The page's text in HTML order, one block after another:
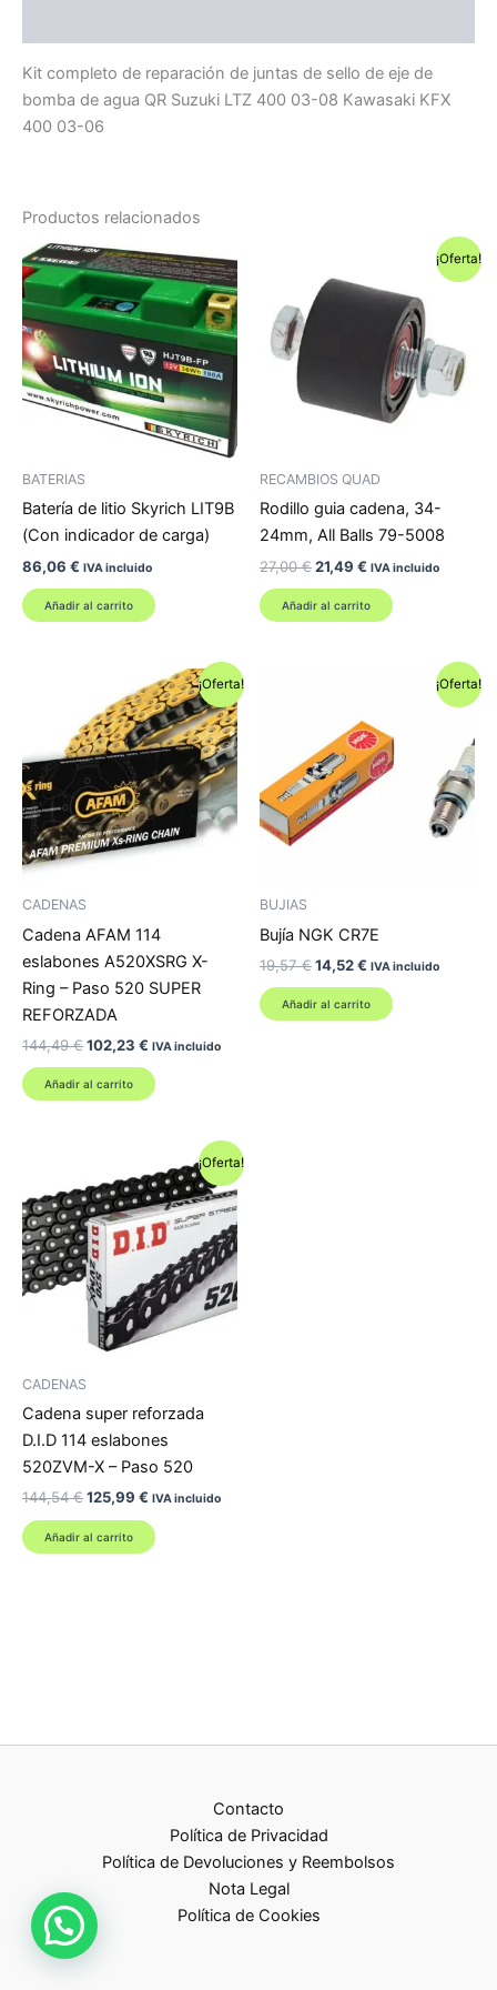
Kit completo de reparación de juntas de sello de eje de
bomba de agua QR Suzuki LTZ 400 03-08 Kawasaki KFX
400 03-06
Productos relacionados
BATERIAS
Batería de litio Skyrich LIT9B
(Con indicador de carga)
86,06 € IVA incluido
Añadir al carrito
¡Oferta!
RECAMBIOS QUAD
Rodillo guia cadena, 34-
24mm, All Balls 79-5008
27,00€El
original
era:
21,49 € El
actual
es:
IVA incluido
Añadir al carrito
¡Oferta!
CADENAS
Cadena AFAM 114
eslabones A520XSRG X-
Ring – Paso 520 SUPER
REFORZADA
144,49€El
original
era:
102,23 € El
actual
es:
IVA incluido
Añadir al carrito
¡Oferta!
BUJIAS
Bujía NGK CR7E
19,57€El
original
era:
14,52€ El
actual
es:
IVA incluido
Añadir al carrito
¡Oferta!
CADENAS
Cadena super reforzada
D.I.D 114 eslabones
520ZVM-X – Paso 520
144,54€El
original
era:
125,99 € El
actual
es:
IVA incluido
Añadir al carrito
Contacto
Política de Privacidad
Política de Devoluciones y Reembolsos
Nota Legal
Política de Cookies